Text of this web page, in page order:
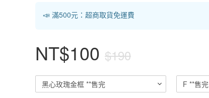
📣 滿500元：超商取貨免運費
NT$100 $190
黑心玫瑰金框 **售完 F **售完